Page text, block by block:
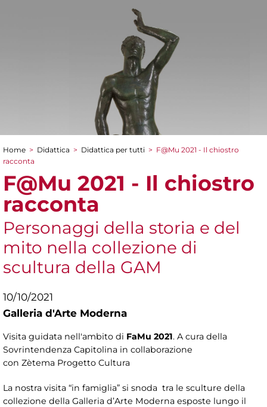
Tu sei qui
Home > Didattica > Didattica per tutti > F@Mu 2021 - Il chiostro
racconta
F@Mu 2021 - Il chiostro
racconta
Personaggi della storia e del
mito nella collezione di
scultura della GAM
10/10/2021
Galleria d'Arte Moderna
Visita guidata nell'ambito di FaMu 2021. A cura della
Sovrintendenza Capitolina in collaborazione
con Zètema Progetto Cultura
La nostra visita “in famiglia” si snoda tra le sculture della
collezione della Galleria d’Arte Moderna esposte lungo il